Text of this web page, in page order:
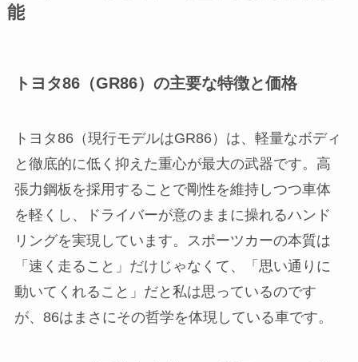
能
トヨタ86（GR86）の主要な特徴と価格
トヨタ86（現行モデルはGR86）は、軽量なボディ
と徹底的に低く抑えた重心が最大の武器です。高
張力鋼板を採用することで剛性を維持しつつ車体
を軽くし、ドライバーが意のままに操れるハンド
リングを実現しています。スポーツカーの本質は
「速く走ること」だけじゃなくて、「思い通りに
動いてくれること」だと私は思っているのです
が、86はまさにその哲学を体現している車です。